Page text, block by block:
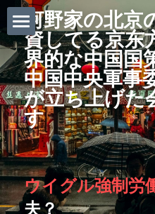
ホーム
Daily News
About Globalists
U.S. News
EuropeNews
河野家の北京
資してる京东
界的な中国国
中国中央軍事
が立ち上げた
す
ウイグル強制
夫？